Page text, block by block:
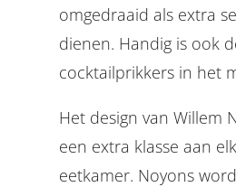
omgedraaid als extra
dienen. Handig is ook
cocktailprikkers in het
Het design van Willem
een extra klasse aan
eetkamer. Noyons